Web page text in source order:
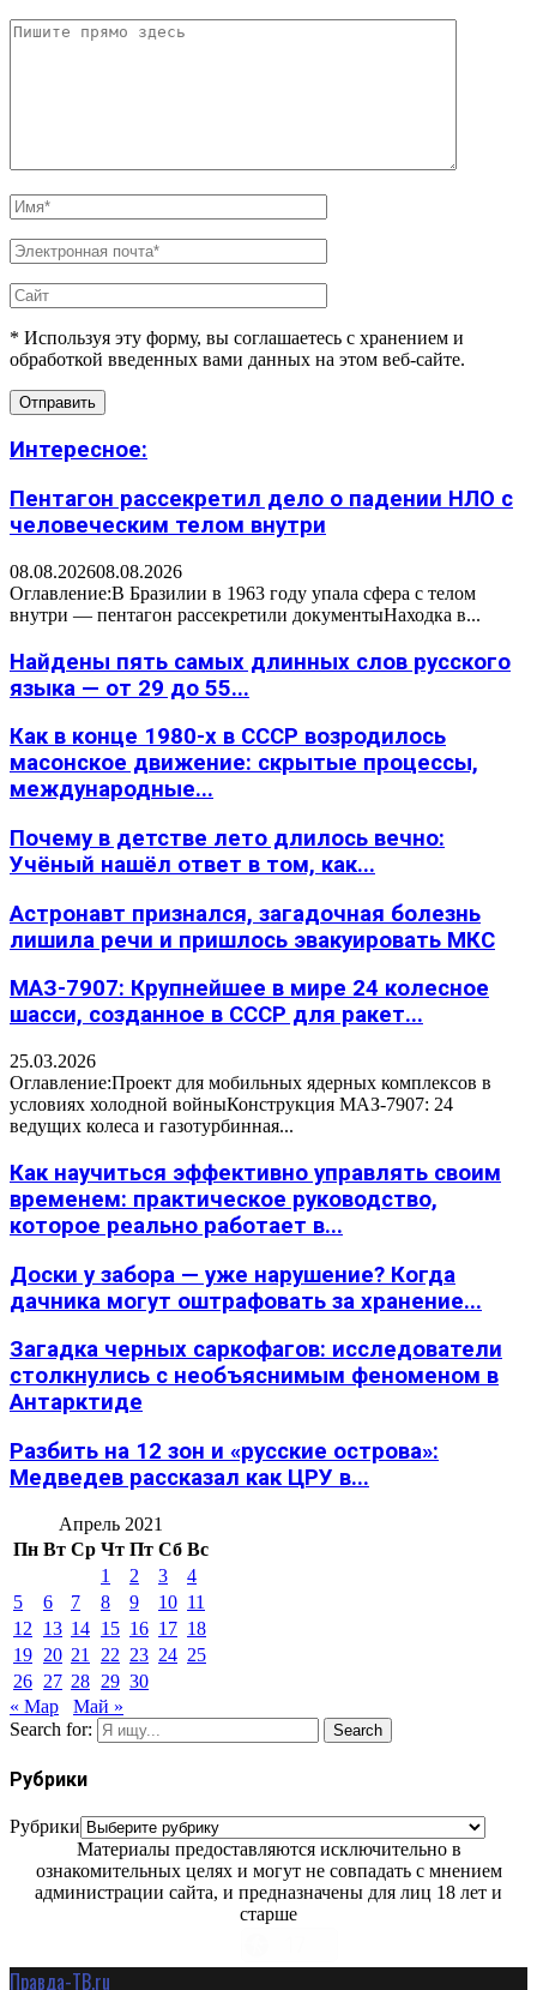
* Используя эту форму, вы соглашаетесь с хранением и
обработкой введенных вами данных на этом веб-сайте.
Интересное:
Пентагон рассекретил дело о падении НЛО с
человеческим телом внутри
08.08.202608.08.2026
Оглавление:В Бразилии в 1963 году упала сфера с телом
внутри — пентагон рассекретили документыНаходка в...
Найдены пять самых длинных слов русского
языка — от 29 до 55...
Как в конце 1980-х в СССР возродилось
масонское движение: скрытые процессы,
международные...
Почему в детстве лето длилось вечно:
Учёный нашёл ответ в том, как...
Астронавт признался, загадочная болезнь
лишила речи и пришлось эвакуировать МКС
МАЗ-7907: Крупнейшее в мире 24 колесное
шасси, созданное в СССР для ракет...
25.03.2026
Оглавление:Проект для мобильных ядерных комплексов в
условиях холодной войныКонструкция МАЗ-7907: 24
ведущих колеса и газотурбинная...
Как научиться эффективно управлять своим
временем: практическое руководство,
которое реально работает в...
Доски у забора — уже нарушение? Когда
дачника могут оштрафовать за хранение...
Загадка черных саркофагов: исследователи
столкнулись с необъяснимым феноменом в
Антарктиде
Разбить на 12 зон и «русские острова»:
Медведев рассказал как ЦРУ в...
Апрель 2021
Пн Вт Ср Чт Пт Сб Вс
1
2 3
4
5
6 7 8 9 10 11
12
13 14 15 16 17 18
19 20 21 22 23 24 25
26 27 28 29 30
« Мар
Май »
Search for:
Search
Рубрики
Рубрики
Материалы предоставляются исключительно в
ознакомительных целях и могут не совпадать с мнением
администрации сайта, и предназначены для лиц 18 лет и
старше
Правда-ТВ.ru